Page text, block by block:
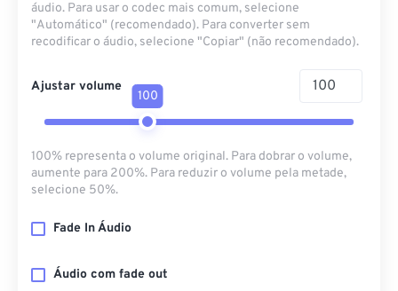
áudio. Para usar o codec mais comum, selecione
"Automático" (recomendado). Para converter sem
recodificar o áudio, selecione "Copiar" (não recomendado).
Ajustar volume
100
100% representa o volume original. Para dobrar o volume,
aumente para 200%. Para reduzir o volume pela metade,
selecione 50%.
Fade In Áudio
Áudio com fade out